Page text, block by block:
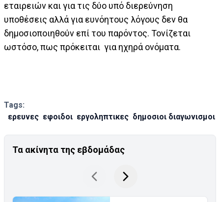
εταιρειών και για τις δύο υπό διερεύνηση
υποθέσεις αλλά για ευνόητους λόγους δεν θα
δημοσιοποιηθούν επί του παρόντος. Τονίζεται
ωστόσο, πως πρόκειται για ηχηρά ονόματα.
Tags:
ερευνες εφοιδοι εργοληπτικες δημοσιοι διαγωνισμοι
Τα ακίνητα της εβδομάδας